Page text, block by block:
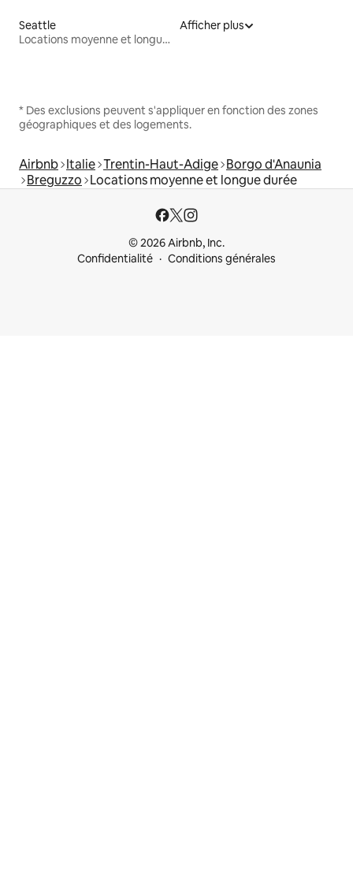
Seattle
Locations moyenne et longue durée
Afficher plus
* Des exclusions peuvent s'appliquer en fonction des zones
géographiques et des logements.
Airbnb Italie Trentin-Haut-Adige Borgo d'Anaunia
Breguzzo Locations moyenne et longue durée
© 2026 Airbnb, Inc.
Confidentialité
Conditions générales